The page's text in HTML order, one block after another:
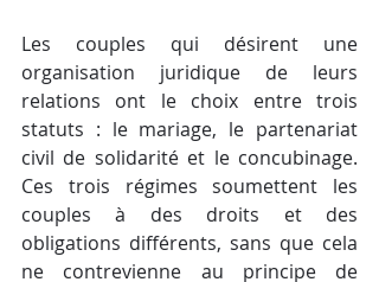
Les couples qui désirent une
organisation juridique de leurs
relations ont le choix entre trois
statuts : le mariage, le partenariat
civil de solidarité et le concubinage.
Ces trois régimes soumettent les
couples à des droits et des
obligations différents, sans que cela
ne contrevienne au principe de